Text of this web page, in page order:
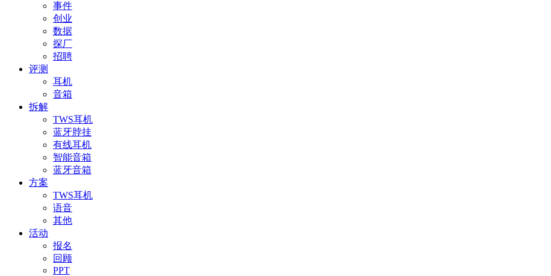
事件
创业
数据
探厂
招聘
评测
耳机
音箱
拆解
TWS耳机
蓝牙脖挂
有线耳机
智能音箱
蓝牙音箱
方案
TWS耳机
语音
其他
活动
报名
回顾
PPT